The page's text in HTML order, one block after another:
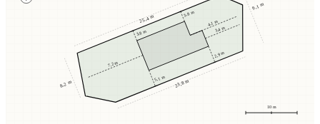
10 m
3,8 m
3,8 m
5,1 m
2,9 m
7,2 m
3,4 m
4,1 m
25,4 m
23,8 m
8,2 m
9,1 m